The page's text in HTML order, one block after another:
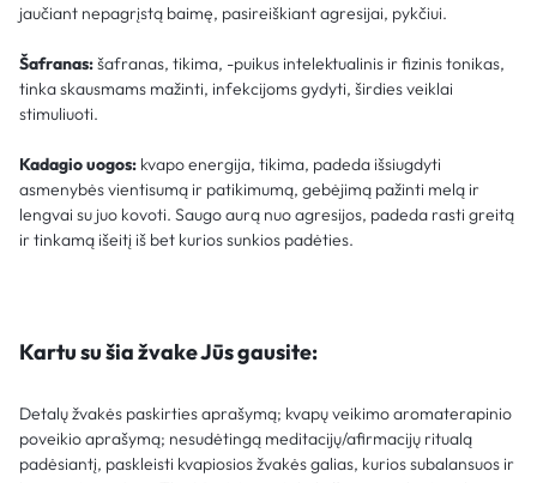
jaučiant nepagrįstą baimę, pasireiškiant agresijai, pykčiui.
Šafranas:šafranas, tikima, -puikus intelektualinis ir fizinis tonikas,
tinka skausmams mažinti, infekcijoms gydyti, širdies veiklai
stimuliuoti.
Kadagio uogos: kvapo energija, tikima, padeda išsiugdyti
asmenybės vientisumą ir patikimumą, gebėjimą pažinti melą ir
lengvai su juo kovoti. Saugo aurą nuo agresijos, padeda rasti greitą
ir tinkamą išeitį iš bet kurios sunkios padėties.
Kartu su šia žvake Jūs gausite:
Detalų žvakės paskirties aprašymą; kvapų veikimo aromaterapinio
poveikio aprašymą; nesudėtingą meditacijų/afirmacijų ritualą
padėsiantį, paskleisti kvapiosios žvakės galias, kurios subalansuos ir